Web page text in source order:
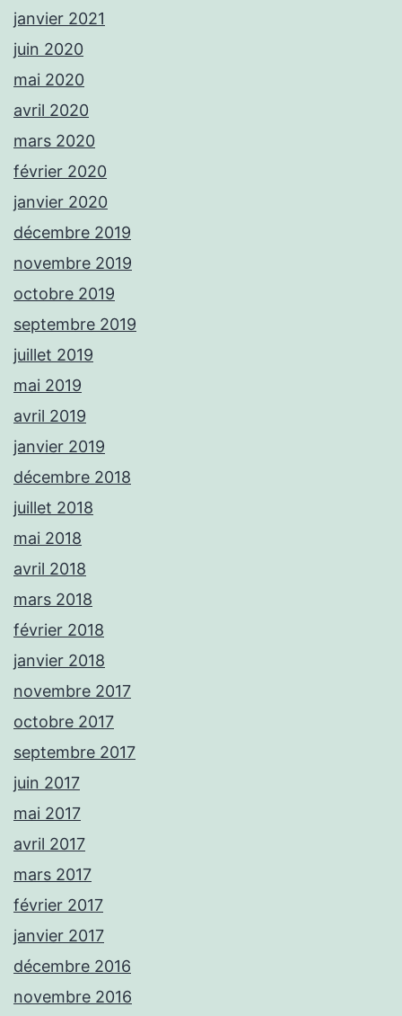
janvier 2021
juin 2020
mai 2020
avril 2020
mars 2020
février 2020
janvier 2020
décembre 2019
novembre 2019
octobre 2019
septembre 2019
juillet 2019
mai 2019
avril 2019
janvier 2019
décembre 2018
juillet 2018
mai 2018
avril 2018
mars 2018
février 2018
janvier 2018
novembre 2017
octobre 2017
septembre 2017
juin 2017
mai 2017
avril 2017
mars 2017
février 2017
janvier 2017
décembre 2016
novembre 2016